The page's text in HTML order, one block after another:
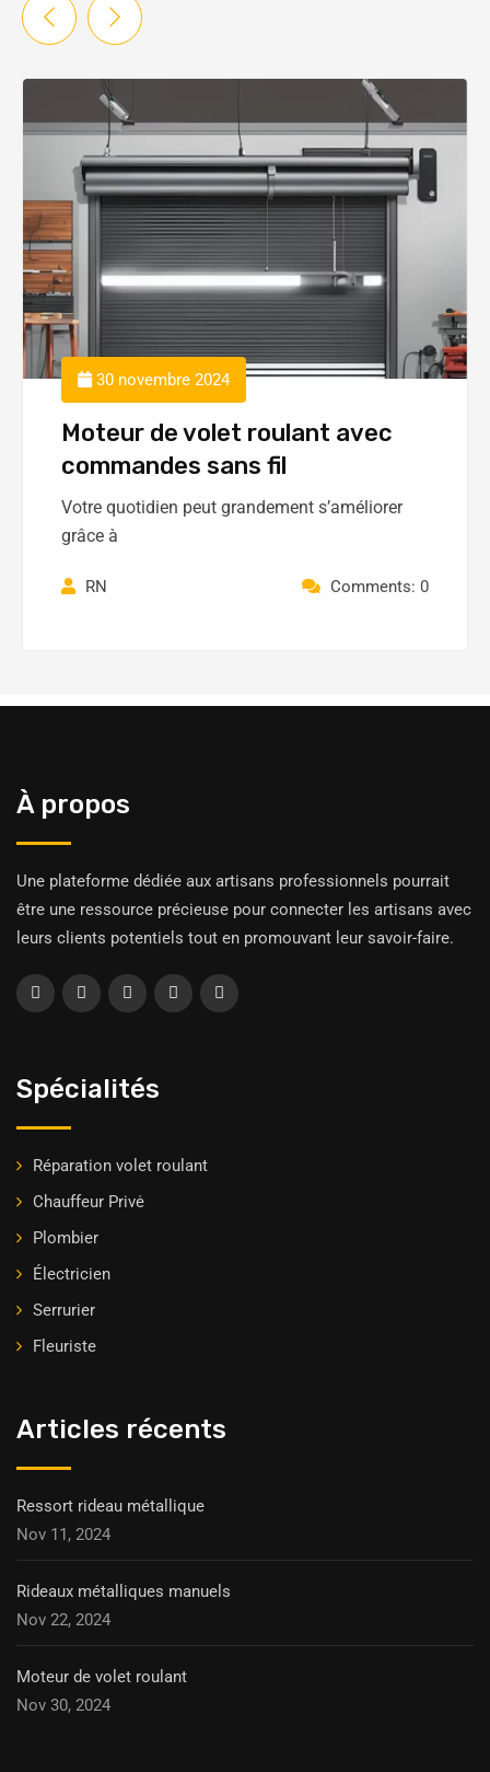
30 novembre 2024
Moteur de volet roulant avec
commandes sans fil
Votre quotidien peut grandement s’améliorer
grâce à
RN Comments: 0
À propos
Une plateforme dédiée aux artisans professionnels pourrait
être une ressource précieuse pour connecter les artisans avec
leurs clients potentiels tout en promouvant leur savoir-faire.
Spécialités
Réparation volet roulant
Chauffeur Privė
Plombier
Électricien
Serrurier
Fleuriste
Articles récents
Ressort rideau métallique
Nov 11, 2024
Rideaux métalliques manuels
Nov 22, 2024
Moteur de volet roulant
Nov 30, 2024